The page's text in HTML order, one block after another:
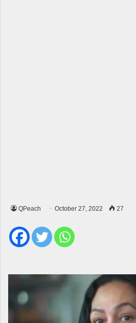
QPeach October 27, 2022 27